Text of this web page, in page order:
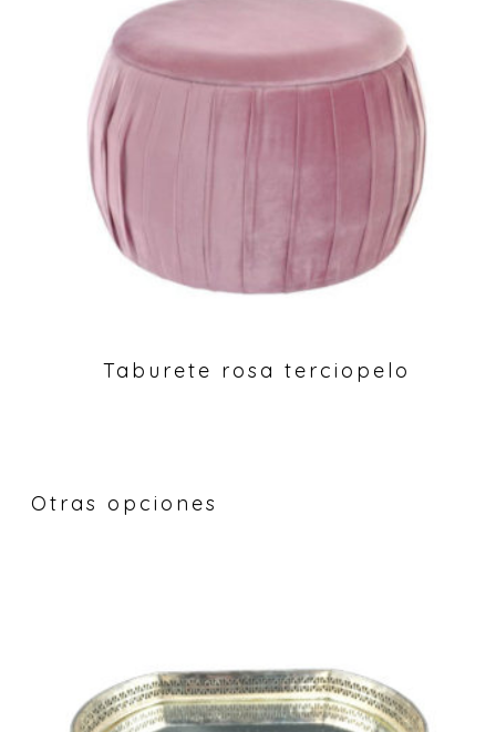
Taburete rosa terciopelo
Otras opciones